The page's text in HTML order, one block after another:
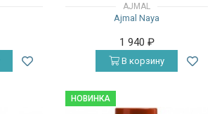
AJMAL
Ajmal Naya
1 940 ₽
В корзину
НОВИНКА